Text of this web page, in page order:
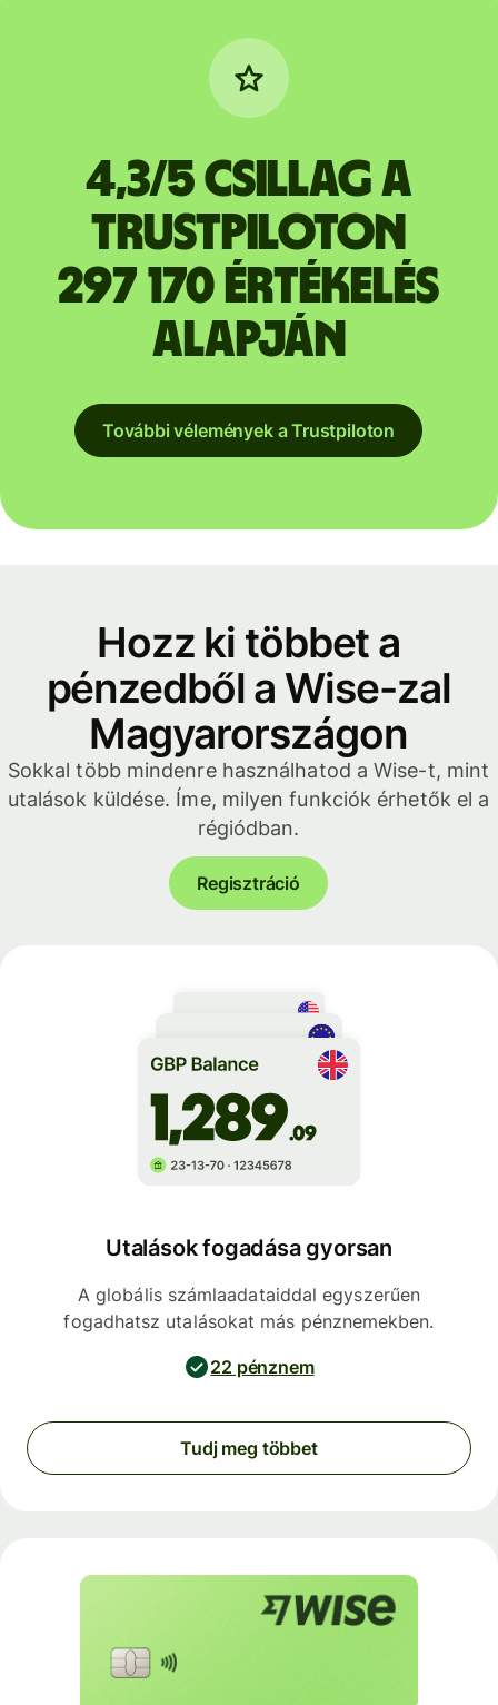
4,3/5 csillag a
Trustpiloton
297 170 értékelés
alapján
További vélemények a Trustpiloton
Hozz ki többet a
pénzedből a Wise-zal
Magyarországon
Sokkal több mindenre használhatod a Wise-t, mint
utalások küldése. Íme, milyen funkciók érhetők el a
régiódban.
Regisztráció
Utalások fogadása gyorsan
A globális számlaadataiddal egyszerűen
fogadhatsz utalásokat más pénznemekben.
22 pénznem
Tudj meg többet